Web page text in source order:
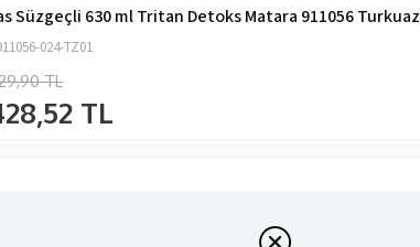
Süzgeçli 630 ml Tritan Detoks Matara 911056 Turkuaz
024-TZ01
TL
TL